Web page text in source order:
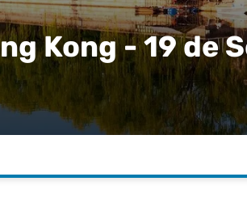
Kong - 19 de